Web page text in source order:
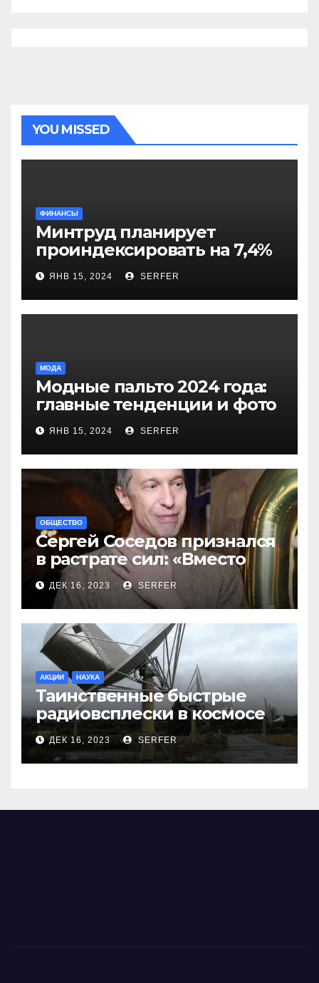
YOU MISSED
ФИНАНСЫ
Минтруд планирует
проиндексировать на 7,4%
более 40 выплат и
компенсаций
ЯНВ 15, 2024 SERFER
МОДА
Модные пальто 2024 года:
главные тенденции и фото
новинок
ЯНВ 15, 2024 SERFER
ОБЩЕСТВО
Сергей Соседов признался
в растрате сил: «Вместо
меня взяли Пригожина»
ДЕК 16, 2023 SERFER
АКЦИИ НАУКА
Таинственные быстрые
радиовсплески в космосе
сделались все более
странными
ДЕК 16, 2023 SERFER